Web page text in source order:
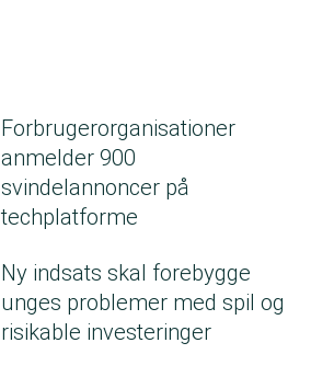
Forbrugerorganisationer
anmelder 900
svindelannoncer på
techplatforme
Ny indsats skal forebygge
unges problemer med spil og
risikable investeringer